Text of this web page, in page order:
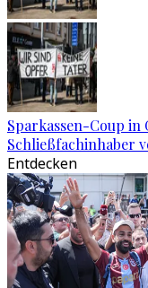
Sparkassen-Coup in
Schließfachinhaber
Entdecken